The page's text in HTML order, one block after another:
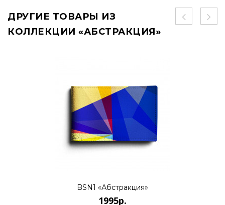
ДРУГИЕ ТОВАРЫ ИЗ
КОЛЛЕКЦИИ «АБСТРАКЦИЯ»
BSN1 «Абстракция»
1995р.